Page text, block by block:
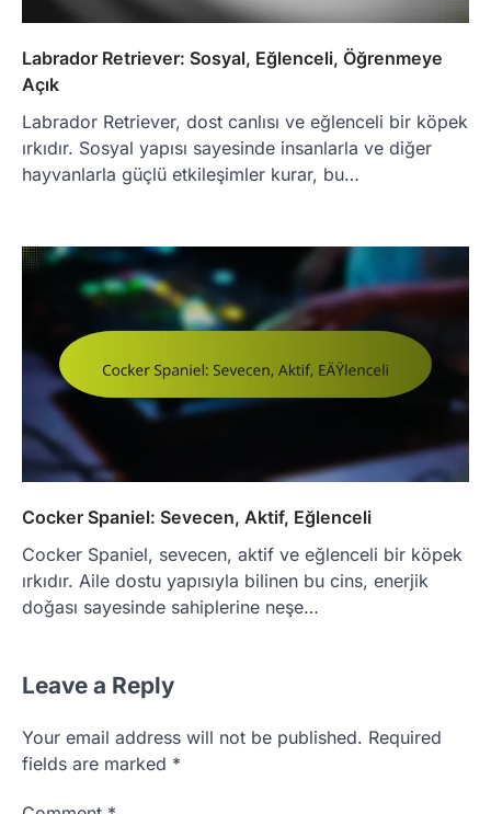
Labrador Retriever: Sosyal, Eğlenceli, Öğrenmeye
Açık
Labrador Retriever, dost canlısı ve eğlenceli bir köpek
ırkıdır. Sosyal yapısı sayesinde insanlarla ve diğer
hayvanlarla güçlü etkileşimler kurar, bu…
Cocker Spaniel: Sevecen, Aktif, Eğlenceli
Cocker Spaniel, sevecen, aktif ve eğlenceli bir köpek
ırkıdır. Aile dostu yapısıyla bilinen bu cins, enerjik
doğası sayesinde sahiplerine neşe…
Leave a Reply
Your email address will not be published. Required
fields are marked *